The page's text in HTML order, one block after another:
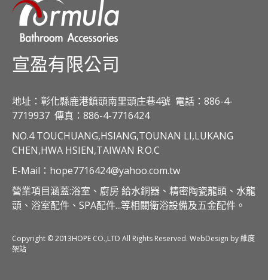
宣盈有限公司
地址：彰化縣鹿港鎮頭南里頭庄巷4號 電話：886-4-
7719937 傳真：886-4-7716424
NO.4 TOUCHUANG,HSIANG,TOUNAN LI,LUKANG
CHEN,HWA HSIEN,TAIWAN R.O.C
E-Mail：hope7716424@yahoo.com.tw
營業項目涵蓋:浴室、廚房 給水銅器、精密陶瓷龍頭、水龍
頭、浴室配件、SPA配件...等相關衛浴設備及五金配件。
Copyright © 2013HOPE CO.,LTD All Rights Reserved. WebDesign by 維度
架站